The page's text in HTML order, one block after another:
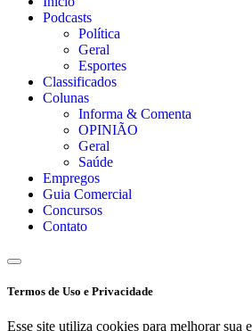
Podcasts
Política
Geral
Esportes
Classificados
Colunas
Informa & Comenta
OPINIÃO
Geral
Saúde
Empregos
Guia Comercial
Concursos
Contato
Termos de Uso e Privacidade
Esse site utiliza cookies para melhorar sua